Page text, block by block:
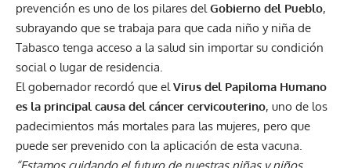
prevención es uno de los pilares delGobierno del Pueblo,
subrayando que se trabaja para que cada niño y niña de
Tabasco tenga acceso a la salud sin importar su condición
social o lugar de residencia.
El gobernador recordó que elVirus del Papiloma Humano
es la principal causa del cáncer cervicouterino, uno de los
padecimientos más mortales para las mujeres, pero que
puede ser prevenido con la aplicación de esta vacuna.